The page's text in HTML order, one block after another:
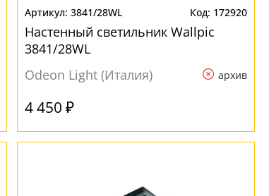
3841/28WL 172920
Настенный светильник Wallpic
3841/28WL
Odeon Light (Италия)
архив
4 450 ₽